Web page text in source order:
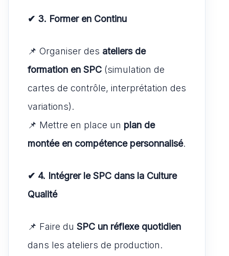
✔ 3. Former en Continu
📌 Organiser des ateliers de
formation en SPC (simulation de
cartes de contrôle, interprétation des
variations).
📌 Mettre en place un plan de
montée en compétence personnalisé.
✔ 4. Intégrer le SPC dans la Culture
Qualité
📌 Faire du SPC un réflexe quotidien
dans les ateliers de production.